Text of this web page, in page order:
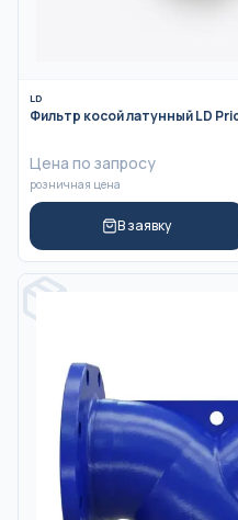
LD
Фильтр косой латунный LD
Цена по запросу
розничная цена
В заявку